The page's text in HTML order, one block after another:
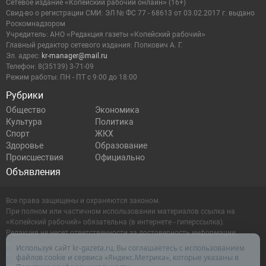
Рубрики
Общество
Экономика
Культура
Политика
Спорт
ЖКХ
Здоровье
Образование
Происшествия
Официально
Объявления
Сетевое издание «Копейский рабочий онлайн» (16+)
Cвид-во о регистрации СМИ: ЭЛ № ФС 77 - 68613 от 03.02.2017 г. выдано
Роскомнадзором
Учредитель: АНО «Редакция газеты «Копейский рабочий»
Главный редактор сетевого издания: Попкович А. Г.
Эл. адрес: kr-manager@mail.ru
Телефон: 8(35139) 3-71-09
Режим работы: ПН - ПТ с 9:00 до 18:00
Все права защищены и охраняются законом.
При полном или частичном использовании материалов ссылка на
«Копейский рабочий» обязательна (в интернете - гиперссылка).
Редакция не несет ответственности за достоверность информации,
содержащейся в рекламных объявлениях.
Настоящий ресурс может содержать материалы 16+
Используя сайт kr-gazeta.ru, Вы соглашаетесь с использованием
файлов cookie и сервиса «Яндекс.Метрика», которые указаны в